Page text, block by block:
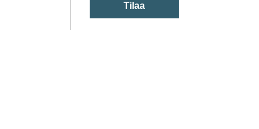
Tilaa